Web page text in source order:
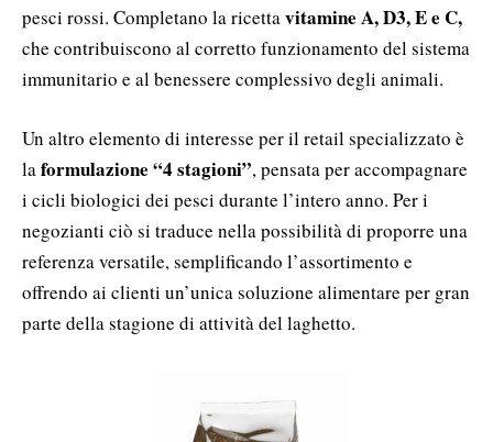
pesci rossi. Completano la ricettavitamine A, D3, E e C,
che contribuiscono al corretto funzionamento del sistema
immunitario e al benessere complessivo degli animali.
Un altro elemento di interesse per il retail specializzato è
laformulazione “4 stagioni”, pensata per accompagnare
i cicli biologici dei pesci durante l’intero anno. Per i
negozianti ciò si traduce nella possibilità di proporre una
referenza versatile, semplificando l’assortimento e
offrendo ai clienti un’unica soluzione alimentare per gran
parte della stagione di attività del laghetto.